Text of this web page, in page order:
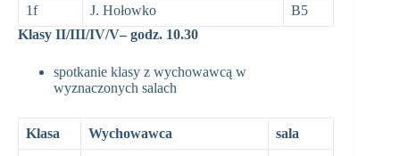
1f J. Hołowko
B5
Klasy II/III/IV/V– godz. 10.30
spotkanie klasy z wychowawcą w
wyznaczonych salach
Klasa Wychowawca sala